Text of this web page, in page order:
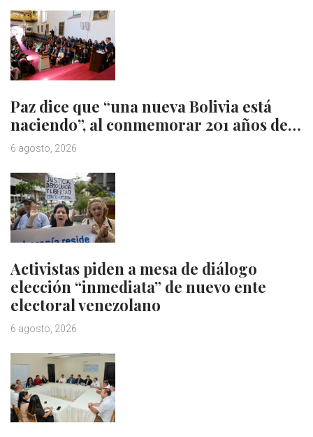
Paz dice que “una nueva Bolivia está
naciendo”, al conmemorar 201 años de…
6 agosto, 2026
Activistas piden a mesa de diálogo
elección “inmediata” de nuevo ente
electoral venezolano
6 agosto, 2026